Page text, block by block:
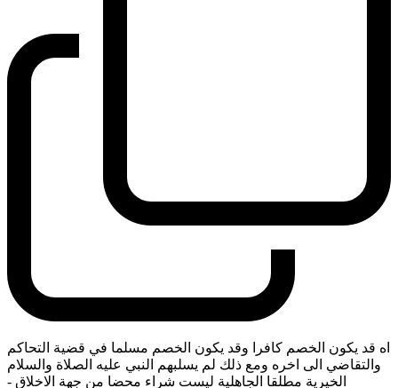
اه قد يكون الخصم كافرا وقد يكون الخصم مسلما في قضية التحاكم
والتقاضي الى اخره ومع ذلك لم يسلبهم النبي عليه الصلاة والسلام
الخيرية مطلقا الجاهلية ليست شراء محضا من جهة الاخلاق -